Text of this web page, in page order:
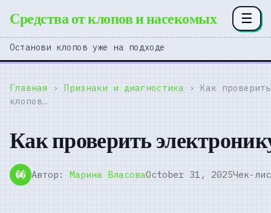
Средства от клопов и насекомых ☰
Останови клопов уже на подходе
Главная › Признаки и диагностика
› Как
клопов…
Как проверить
�� Автор: Марина ВласоваOctober 31, 2025Чек-